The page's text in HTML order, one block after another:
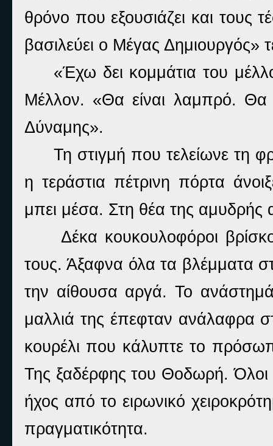
θρόνο που εξουσιάζει και τους
βασιλεύει ο Μέγας Δημιουργός»
«Έχω δει κομμάτια του
Μέλλον. «Θα είναι λαμπρό. Θα
Δύναμης».
Τη στιγμή που τελείωνε τη
η τεράστια πέτρινη πόρτα
μπει μέσα. Στη θέα της αμυδρής
Δέκα κουκουλοφόροι
τους. Άξαφνα όλα τα βλέμματα
την αίθουσα αργά. Το
μαλλιά της έπεφταν ανάλαφρα
κουρέλι που κάλυπτε το
Της ξαδέρφης του Θοδωρή. Όλοι
ήχος από το ειρωνικό
πραγματικότητα.